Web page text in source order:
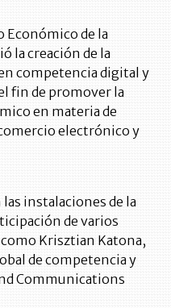
Económico de la
la creación de la
competencia digital y
fin de promover la
en materia de
electrónico y
instalaciones de la
de varios
Krisztian Katona,
de competencia y
Communications